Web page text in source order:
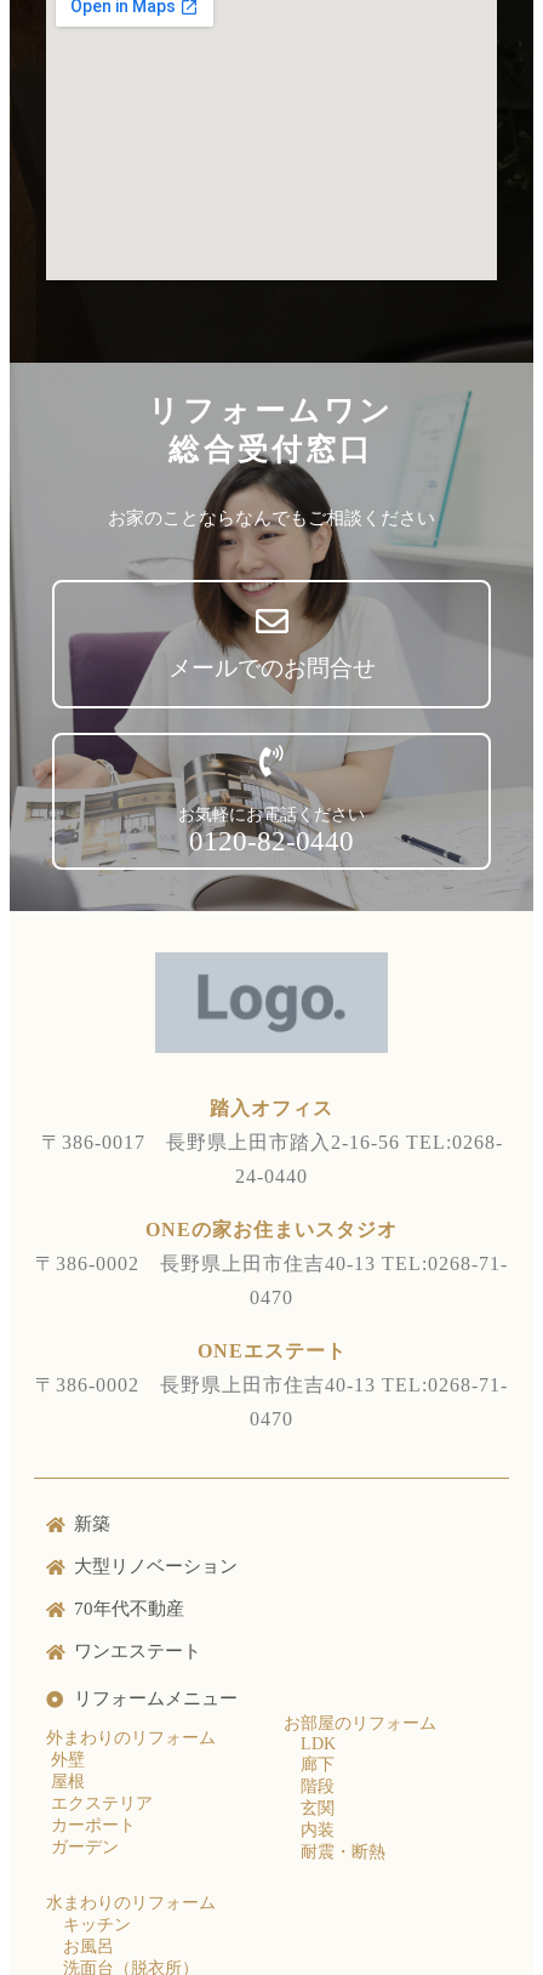
リフォームワン
総合受付窓口
お家のことならなんでもご相談ください
メールでのお問合せ
お気軽にお電話ください
0120-82-0440
踏入オフィス
〒386-0017 長野県上田市踏入2-16-56 TEL:0268-
24-0440
ONEの家お住まいスタジオ
〒386-0002 長野県上田市住吉40-13 TEL:0268-71-
0470
ONEエステート
〒386-0002 長野県上田市住吉40-13 TEL:0268-71-
0470
新築
大型リノベーション
70年代不動産
ワンエステート
リフォームメニュー
外まわりのリフォーム
外壁
屋根
エクステリア
カーポート
ガーデン
水まわりのリフォーム
キッチン
お風呂
洗面台（脱衣所）
お部屋のリフォーム
LDK
廊下
階段
玄関
内装
耐震・断熱